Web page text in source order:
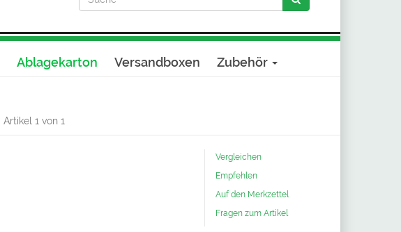
Ablagekarton Versandboxen Zubehör
Artikel 1 von 1
Vergleichen
Empfehlen
Auf den Merkzettel
Fragen zum Artikel